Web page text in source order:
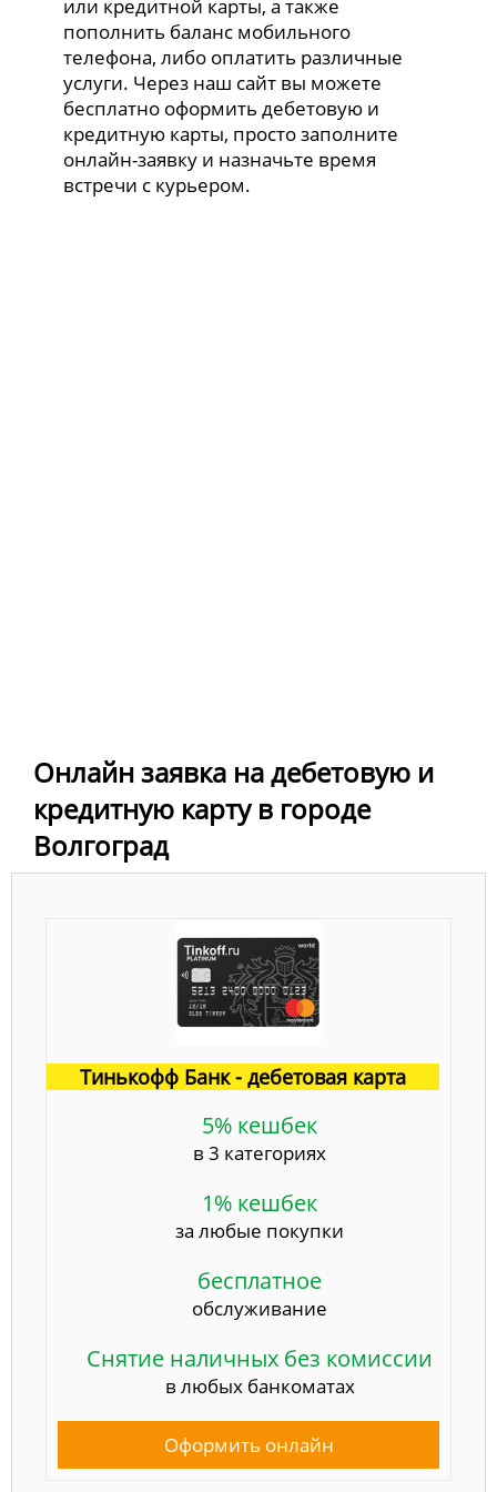
или кредитной карты, а также
пополнить баланс мобильного
телефона, либо оплатить различные
услуги. Через наш сайт вы можете
бесплатно оформить дебетовую и
кредитную карты, просто заполните
онлайн-заявку и назначьте время
встречи с курьером.
Онлайн заявка на дебетовую и
кредитную карту в городе
Волгоград
Тинькофф Банк - дебетовая карта
5% кешбек
в 3 категориях
1% кешбек
за любые покупки
бесплатное
обслуживание
Снятие наличных без комиссии
в любых банкоматах
Оформить онлайн